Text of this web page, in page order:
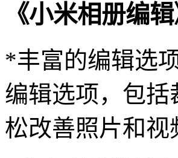
《小米相册编
*丰富的编辑选
编辑选项，包
松改善照片和